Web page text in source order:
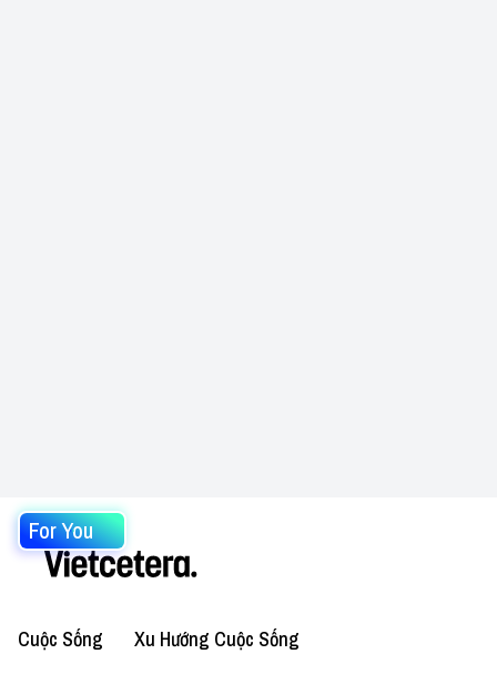
For You
Cuộc Sống Xu Hướng Cuộc Sống